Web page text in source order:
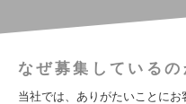
なぜ募集しているの
当社では、ありがたいことに